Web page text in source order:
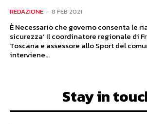
REDAZIONE - 8 FEB 2021
È Necessario che governo consenta le
sicurezza’ Il coordinatore regionale di
Toscana e assessore allo Sport del
interviene...
Stay in